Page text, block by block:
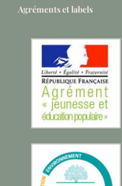
Agréments et labels